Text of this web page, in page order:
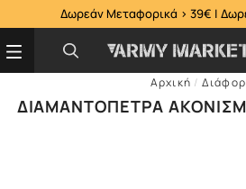
Δωρεάν Μεταφορικά > 39€ |
Αρχική /
ΔΙΑΜΑΝΤΌΠΕΤΡΑ